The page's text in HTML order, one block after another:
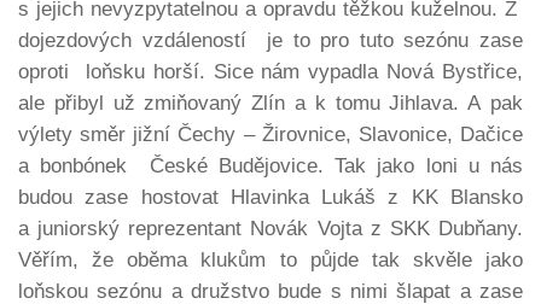
s jejich nevyzpytatelnou a opravdu těžkou kuželnou. Z
dojezdových vzdáleností je to pro tuto sezónu zase
oproti loňsku horší. Sice nám vypadla Nová Bystřice,
ale přibyl už zmiňovaný Zlín a k tomu Jihlava. A pak
výlety směr jižní Čechy – Žirovnice, Slavonice, Dačice
a bonbónek České Budějovice. Tak jako loni u nás
budou zase hostovat Hlavinka Lukáš z KK Blansko
a juniorský reprezentant Novák Vojta z SKK Dubňany.
Věřím, že oběma klukům to půjde tak skvěle jako
loňskou sezónu a družstvo bude s nimi šlapat a zase